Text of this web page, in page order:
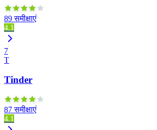
89 समीक्षाएं
4.1
7
T
Tinder
87 समीक्षाएं
4.1